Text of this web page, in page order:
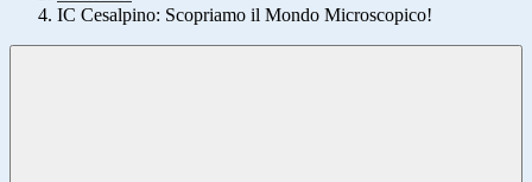
IC Cesalpino: Scopriamo il Mondo Microscopico!